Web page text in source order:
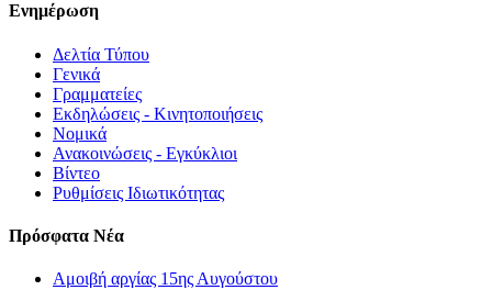
Ενημέρωση
Δελτία Τύπου
Γενικά
Γραμματείες
Εκδηλώσεις - Κινητοποιήσεις
Νομικά
Ανακοινώσεις - Εγκύκλιοι
Βίντεο
Ρυθμίσεις Ιδιωτικότητας
Πρόσφατα Νέα
Αμοιβή αργίας 15ης Αυγούστου